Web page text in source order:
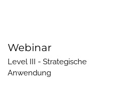
Webinar
Level III - Strategische
Anwendung